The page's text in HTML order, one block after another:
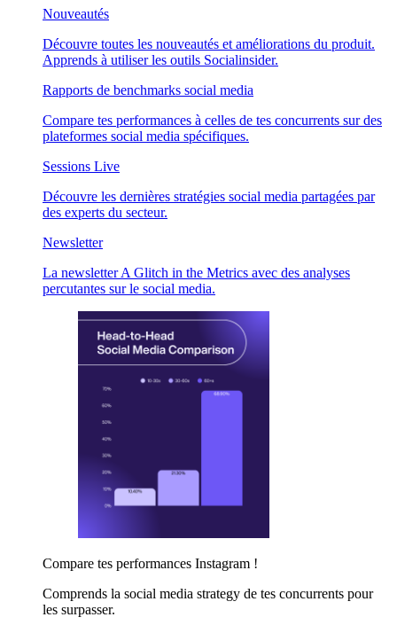
Nouveautés
Découvre toutes les nouveautés et améliorations du produit.
Apprends à utiliser les outils Socialinsider.
Rapports de benchmarks social media
Compare tes performances à celles de tes concurrents sur des
plateformes social media spécifiques.
Sessions Live
Découvre les dernières stratégies social media partagées par
des experts du secteur.
Newsletter
La newsletter A Glitch in the Metrics avec des analyses
percutantes sur le social media.
Compare tes performances Instagram !
Comprends la social media strategy de tes concurrents pour
les surpasser.